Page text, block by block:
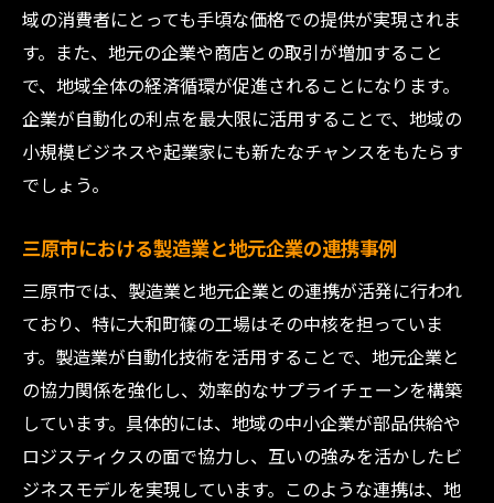
三原市の工場におけるロボット技術の活用
法
AI技術が工場効率をどのように変えるか
生産性向上のための自動化技術の選び方
地元技術者による技術革新の取り組み
製造業の自動化が若手人材育成に与える効果を
若手人材への技術教育プログラムの重要性
製造業における若手のキャリアパスの変化
地元大学との連携による人材育成の取り組
み
自動化が進む中での人材のモチベーション
支援
域の消費者にとっても手頃な価格での提供が実現されま
す。また、地元の企業や商店との取引が増加すること
で、地域全体の経済循環が促進されることになります。
企業が自動化の利点を最大限に活用することで、地域の
小規模ビジネスや起業家にも新たなチャンスをもたらす
でしょう。
三原市における製造業と地元企業の連携事例
三原市では、製造業と地元企業との連携が活発に行われ
ており、特に大和町篠の工場はその中核を担っていま
す。製造業が自動化技術を活用することで、地元企業と
の協力関係を強化し、効率的なサプライチェーンを構築
しています。具体的には、地域の中小企業が部品供給や
ロジスティクスの面で協力し、互いの強みを活かしたビ
ジネスモデルを実現しています。このような連携は、地